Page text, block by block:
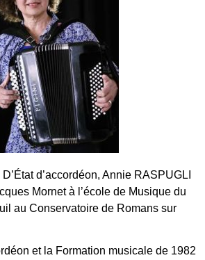
d’accordéon, Annie RASPUGLI
Mornet à l’école de Musique du
au Conservatoire de Romans sur
et la Formation musicale de 1982